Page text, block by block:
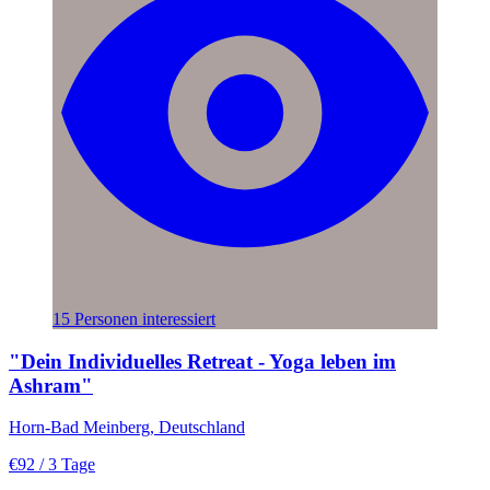
15 Personen interessiert
"Dein Individuelles Retreat - Yoga leben im
Ashram"
Horn-Bad Meinberg, Deutschland
€92 / 3 Tage